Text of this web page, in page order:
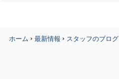
ホーム › 最新情報 › スタッフのブログ